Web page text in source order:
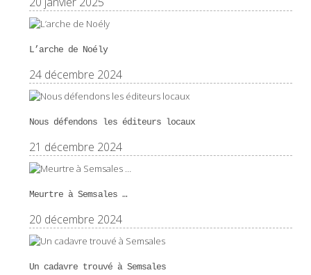
L’arche de Noély
24 décembre 2024
Nous défendons les éditeurs locaux
21 décembre 2024
Meurtre à Semsales …
20 décembre 2024
Un cadavre trouvé à Semsales